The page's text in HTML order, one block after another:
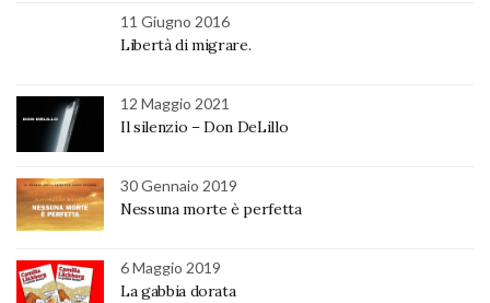
11 Giugno 2016
Libertà di migrare.
12 Maggio 2021
Il silenzio – Don DeLillo
30 Gennaio 2019
Nessuna morte è perfetta
6 Maggio 2019
La gabbia dorata